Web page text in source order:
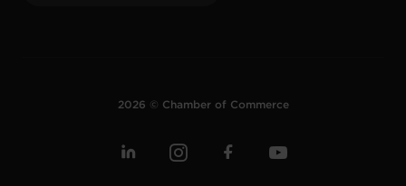
2026 © Chamber of Commerce